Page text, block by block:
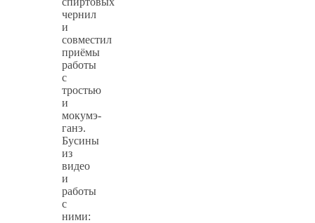
чернил
и
совместил
приёмы
работы
с
тростью
и
мокумэ-
ганэ.
Бусины
из
видео
и
работы
с
ними: